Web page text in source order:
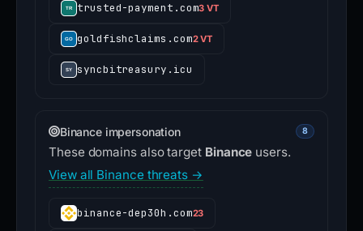
trusted-payment.com3 VT
goldfishclaims.com2 VT
syncbitreasury.icu
Binance impersonation 8
These domains also target Binance users.
View all Binance threats →
binance-dep30h.com23